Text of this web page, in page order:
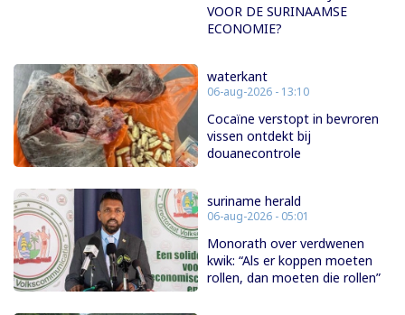
VOOR DE SURINAAMSE
ECONOMIE?
waterkant
06-aug-2026 - 13:10
Cocaïne verstopt in bevroren
vissen ontdekt bij
douanecontrole
suriname herald
06-aug-2026 - 05:01
Monorath over verdwenen
kwik: “Als er koppen moeten
rollen, dan moeten die rollen”